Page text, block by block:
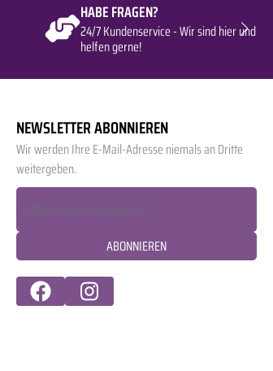
HABE FRAGEN?
24/7 Kundenservice - Wir sind hier und
helfen gerne!
NEWSLETTER ABONNIEREN
Wir werden Ihre E-Mail-Adresse niemals an Dritte
weitergeben.
ABONNIEREN